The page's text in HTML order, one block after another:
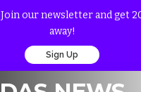
Join our newsletter and get
away!
Sign Up